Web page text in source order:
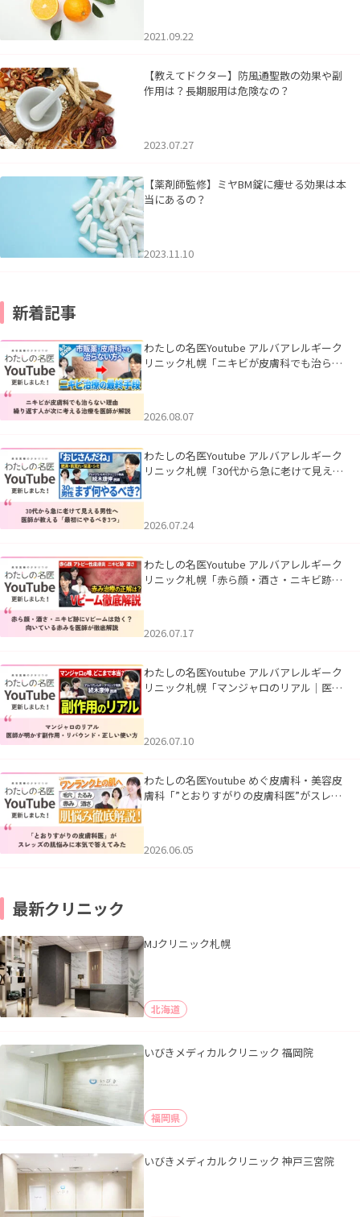
2021.09.22
【教えてドクター】防風通聖散の効果や副
作用は？長期服用は危険なの？
2023.07.27
【薬剤師監修】ミヤBM錠に痩せる効果は本
当にあるの？
2023.11.10
新着記事
わたしの名医Youtube アルバアレルギーク
リニック札幌「ニキビが皮膚科でも治らな
2026.08.07
わたしの名医Youtube アルバアレルギーク
リニック札幌「30代から急に老けて見える
2026.07.24
わたしの名医Youtube アルバアレルギーク
リニック札幌「赤ら顔・酒さ・ニキビ跡に
2026.07.17
わたしの名医Youtube アルバアレルギーク
リニック札幌「マンジャロのリアル｜医師
2026.07.10
わたしの名医Youtube めぐ皮膚科・美容皮
膚科「”とおりすがりの皮膚科医”がスレッ
2026.06.05
最新クリニック
MJクリニック札幌
北海道
いびきメディカルクリニック 福岡院
福岡県
いびきメディカルクリニック 神戸三宮院